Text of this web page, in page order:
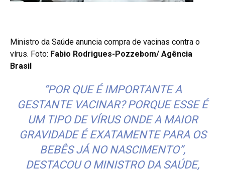
Ministro da Saúde anuncia compra de vacinas contra o
vírus. Foto: Fabio Rodrigues-Pozzebom/ Agência
Brasil
“POR QUE É IMPORTANTE A
GESTANTE VACINAR? PORQUE ESSE É
UM TIPO DE VÍRUS ONDE A MAIOR
GRAVIDADE É EXATAMENTE PARA OS
BEBÊS JÁ NO NASCIMENTO”,
DESTACOU O MINISTRO DA SAÚDE,